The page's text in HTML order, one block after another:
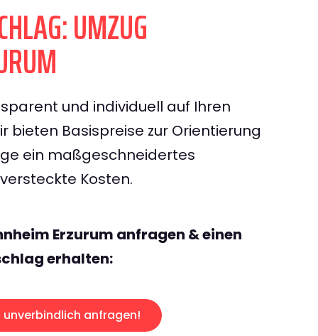
UMZUG
und individuell auf Ihren
bieten Basispreise zur Orientierung
ein maßgeschneidertes
Kosten.
Erzurum anfragen & einen
erhalten:
unverbindlich anfragen!